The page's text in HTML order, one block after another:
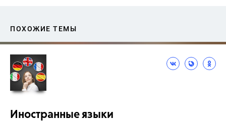
ПОХОЖИЕ ТЕМЫ
Иностранные языки